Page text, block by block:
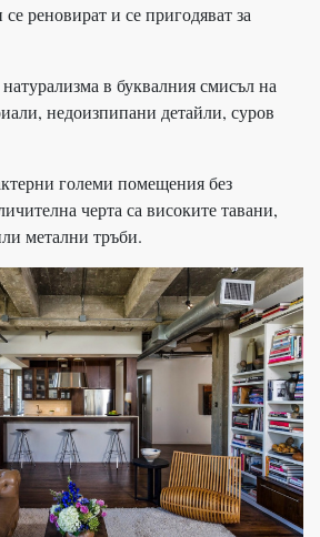
реновират и се пригодяват за
в буквалния смисъл на
недоизпипани детайли, суров
големи помещения без
черта са високите тавани,
метални тръби.